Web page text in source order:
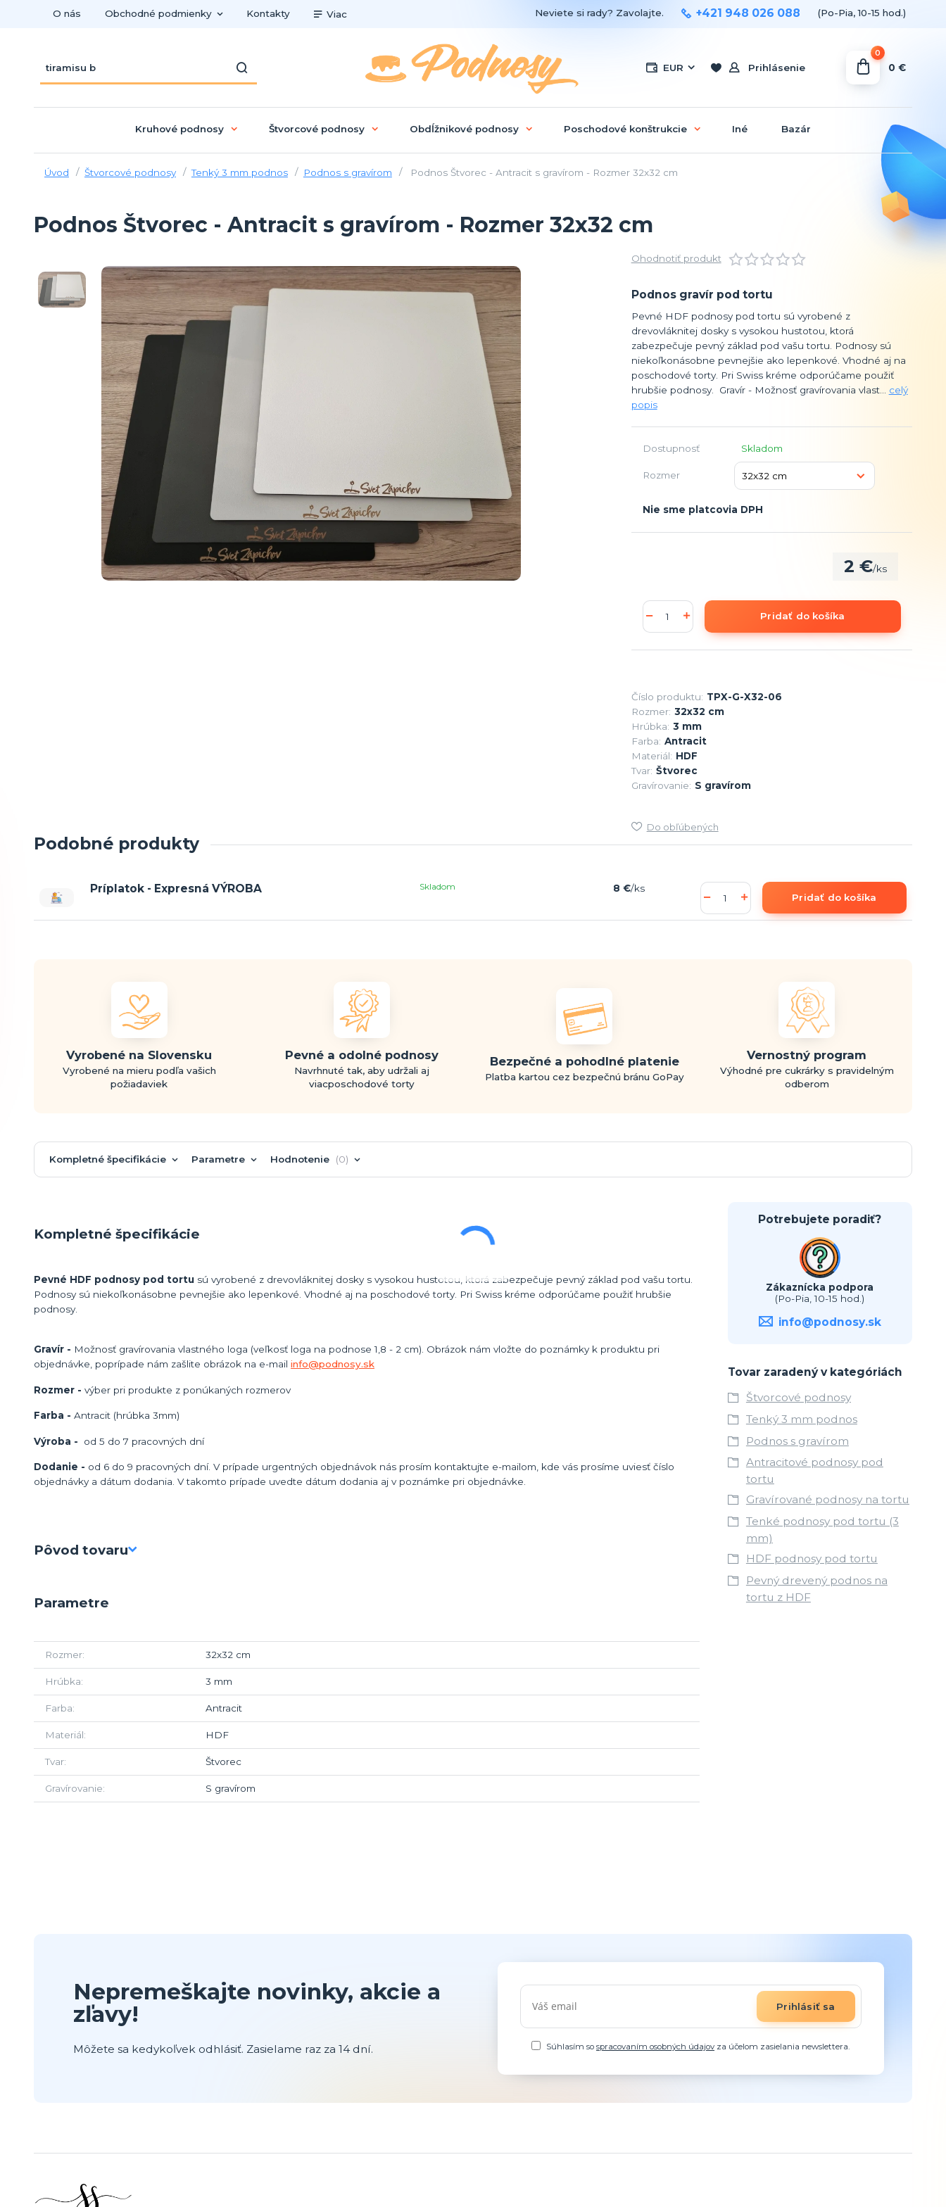
O nás Obchodné podmienky Kontakty Viac
EUR Prihlásenie
Neviete si rady? Zavolajte. +421 948 026 088 (Po-Pia, 10-15 hod.)
0
0 €
Kruhové podnosy Štvorcové podnosy Obdĺžnikové podnosy Poschodové konštrukcie Iné Bazár
Úvod Štvorcové podnosy Tenký 3 mm podnos Podnos s gravírom Podnos Štvorec - Antracit s gravírom - Rozmer 32x32 cm
Podnos Štvorec - Antracit s gravírom - Rozmer 32x32 cm
Ohodnotiť produkt
Podnos gravír pod tortu
Pevné HDF podnosy pod tortu sú vyrobené z
drevovláknitej dosky s vysokou hustotou, ktorá
zabezpečuje pevný základ pod vašu tortu. Podnosy sú
niekoľkonásobne pevnejšie ako lepenkové. Vhodné aj na
poschodové torty. Pri Swiss kréme odporúčame použiť
hrubšie podnosy. Gravír - Možnosť gravírovania vlast... celý
popis
Dostupnosť Skladom
Rozmer
Nie sme platcovia DPH
2 €/ks
Pridať do košíka
Číslo produktu: TPX-G-X32-06
Rozmer: 32x32 cm
Hrúbka: 3 mm
Farba: Antracit
Materiál: HDF
Tvar: Štvorec
Gravírovanie: S gravírom
Do obľúbených
Podobné produkty
Príplatok - Expresná VÝROBA 8 €/ks
Skladom
Pridať do košíka
Vyrobené na Slovensku
Vyrobené na mieru podľa vašich
požiadaviek
Pevné a odolné podnosy
Navrhnuté tak, aby udržali aj
viacposchodové torty
Bezpečné a pohodlné platenie
Platba kartou cez bezpečnú bránu GoPay
Vernostný program
Výhodné pre cukrárky s pravidelným
odberom
Kompletné špecifikácie Parametre Hodnotenie 0
Kompletné špecifikácie
Pevné HDF podnosy pod tortu sú vyrobené z drevovláknitej dosky s vysokou hustotou, ktorá zabezpečuje pevný základ pod vašu tortu.
Podnosy sú niekoľkonásobne pevnejšie ako lepenkové. Vhodné aj na poschodové torty. Pri Swiss kréme odporúčame použiť hrubšie
podnosy.
Gravír - Možnosť gravírovania vlastného loga (veľkosť loga na podnose 1,8 - 2 cm). Obrázok nám vložte do poznámky k produktu pri
objednávke, poprípade nám zašlite obrázok na e-mail info@podnosy.sk
Rozmer - výber pri produkte z ponúkaných rozmerov
Farba - Antracit (hrúbka 3mm)
Výroba - od 5 do 7 pracovných dní
Dodanie - od 6 do 9 pracovných dní. V prípade urgentných objednávok nás prosím kontaktujte e-mailom, kde vás prosíme uviesť číslo
objednávky a dátum dodania. V takomto prípade uvedte dátum dodania aj v poznámke pri objednávke.
Pôvod tovaru
Parametre
Rozmer 32x32 cm
Hrúbka 3 mm
Farba Antracit
Materiál HDF
Tvar Štvorec
Gravírovanie S gravírom
Potrebujete poradiť?
Zákaznícka podpora
(Po-Pia, 10-15 hod.)
info@podnosy.sk
Tovar zaradený v kategóriách
Štvorcové podnosy
Tenký 3 mm podnos
Podnos s gravírom
Antracitové podnosy pod
tortu
Gravírované podnosy na tortu
Tenké podnosy pod tortu (3
mm)
HDF podnosy pod tortu
Pevný drevený podnos na
tortu z HDF
Nepremeškajte novinky, akcie a
zľavy!
Môžete sa kedykoľvek odhlásiť. Zasielame raz za 14 dní.
Prihlásiť sa
Súhlasím sospracovaním osobných údajov za účelom zasielania newslettera.